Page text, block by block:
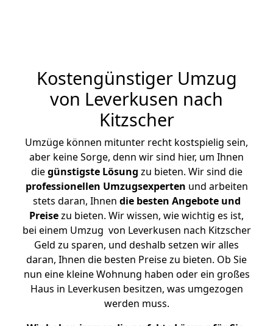
Kostengünstiger Umzug
von Leverkusen nach
Kitzscher
Umzüge können mitunter recht kostspielig sein,
aber keine Sorge, denn wir sind hier, um Ihnen
diegünstigste Lösung zu bieten. Wir sind die
professionellen Umzugsexperten und arbeiten
stets daran, Ihnen die besten Angebote und
Preisezu bieten. Wir wissen, wie wichtig es ist,
bei einem Umzug von Leverkusen nach Kitzscher
Geld zu sparen, und deshalb setzen wir alles
daran, Ihnen die besten Preise zu bieten. Ob Sie
nun eine kleine Wohnung haben oder ein großes
Haus in Leverkusen besitzen, was umgezogen
werden muss.